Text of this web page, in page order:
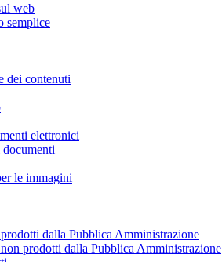
web
semplice
dei contenuti
elettronici
le immagini
dalla Pubblica Amministrazione
prodotti dalla Pubblica Amministrazione